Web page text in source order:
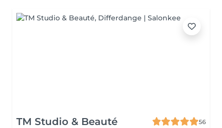
TM Studio & Beauté
56